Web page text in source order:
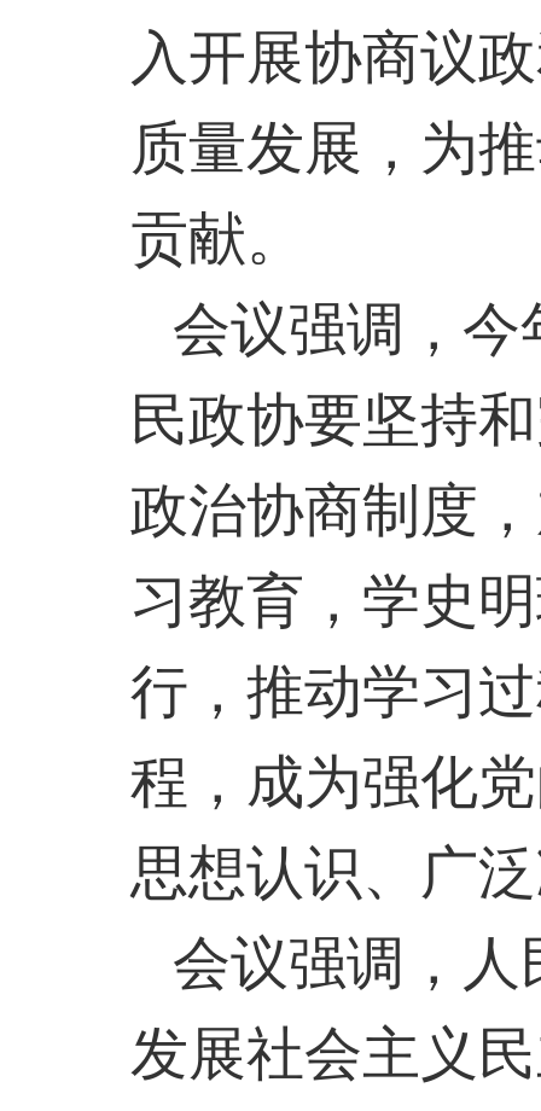
入开展协商议
质量发展，为
贡献。
会议强调，
民政协要坚持
政治协商制度
习教育，学史
行，推动学习
程，成为强化
思想认识、广
会议强调，
发展社会主义